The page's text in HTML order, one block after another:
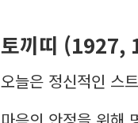
토끼띠 (1927,
오늘은 정신적인 스